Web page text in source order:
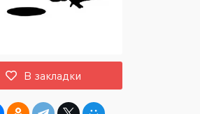
Восстановить пароль
В закладки